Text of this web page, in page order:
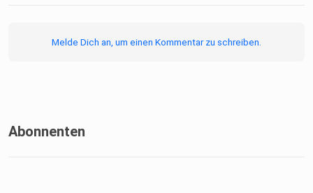
Melde Dich an, um einen Kommentar zu schreiben.
Abonnenten